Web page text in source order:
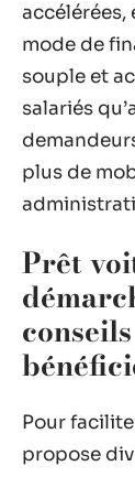
accélérées,
mode de
souple et
salariés
plus de
Prêt
Pour
propose